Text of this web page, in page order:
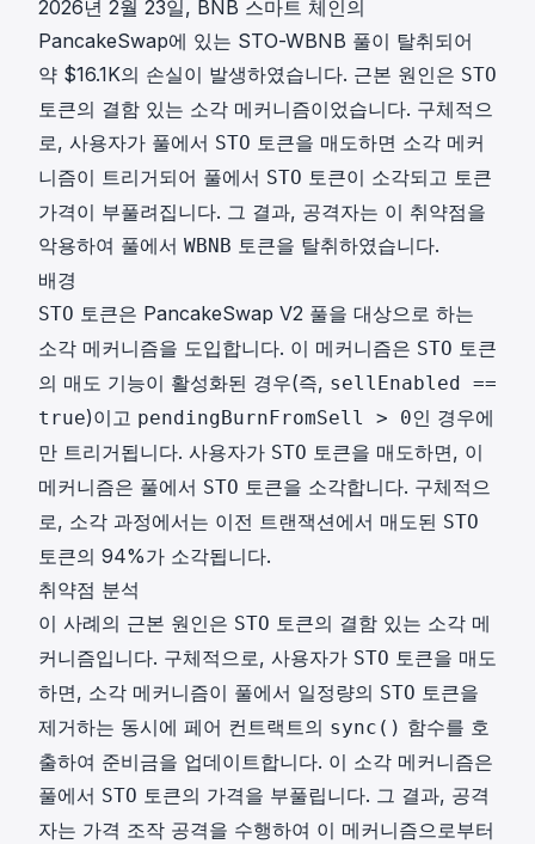
2026년 2월 23일, BNB 스마트 체인의
PancakeSwap에 있는 STO-WBNB 풀이 탈취되어
약 $16.1K의 손실이 발생하였습니다. 근본 원인은 STO
토큰의 결함 있는 소각 메커니즘이었습니다. 구체적으
로, 사용자가 풀에서 STO 토큰을 매도하면 소각 메커
니즘이 트리거되어 풀에서 STO 토큰이 소각되고 토큰
가격이 부풀려집니다. 그 결과, 공격자는 이 취약점을
악용하여 풀에서 WBNB 토큰을 탈취하였습니다.
배경
STO 토큰은 PancakeSwap V2 풀을 대상으로 하는
소각 메커니즘을 도입합니다. 이 메커니즘은 STO 토큰
의 매도 기능이 활성화된 경우(즉, sellEnabled ==
true)이고 pendingBurnFromSell > 0인 경우에
만 트리거됩니다. 사용자가 STO 토큰을 매도하면, 이
메커니즘은 풀에서 STO 토큰을 소각합니다. 구체적으
로, 소각 과정에서는 이전 트랜잭션에서 매도된 STO
토큰의 94%가 소각됩니다.
취약점 분석
이 사례의 근본 원인은 STO 토큰의 결함 있는 소각 메
커니즘입니다. 구체적으로, 사용자가 STO 토큰을 매도
하면, 소각 메커니즘이 풀에서 일정량의 STO 토큰을
제거하는 동시에 페어 컨트랙트의 sync() 함수를 호
출하여 준비금을 업데이트합니다. 이 소각 메커니즘은
풀에서 STO 토큰의 가격을 부풀립니다. 그 결과, 공격
자는 가격 조작 공격을 수행하여 이 메커니즘으로부터